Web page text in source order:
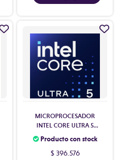
MICROPROCESADOR
INTEL CORE ULTRA 5
250KF PLUS 18 CORES
S/VIDEO S/COOLER S1851
Producto con stock
$ 396.576